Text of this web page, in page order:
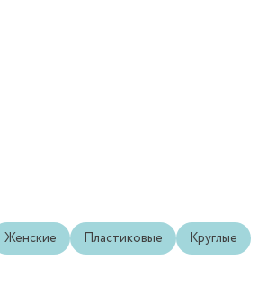
Женские Пластиковые Круглые